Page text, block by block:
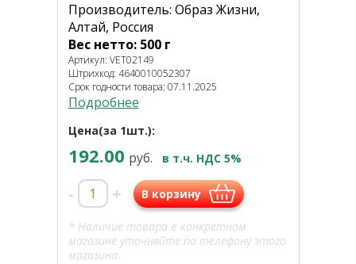
Производитель: Образ Жизни,
Алтай, Россия
Вес нетто: 500 г
Артикул: VET02149
Штрихкод: 4640010052307
Срок годности товара: 07.11.2025
Подробнее
Цена(за 1шт.):
192.00 руб. в т.ч. НДС 5%
- + В корзину
* Наличие товара в конкретном
магазине уточняйте по телефону этого
магазина.